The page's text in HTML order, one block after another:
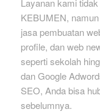
KEBUMEN,
jasa pembuatan
profile, dan web
seperti sekolah
dan Google
SEO, Anda bisa
sebelumnya.